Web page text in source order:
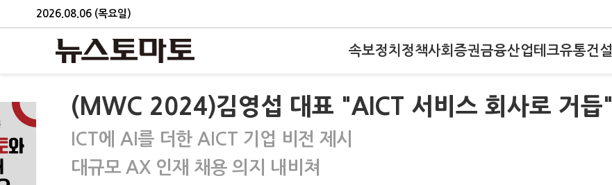
2026.08.06 (목요일)
속보정치 정책사회 증권금융산업테크유통건설
(MWC 2024)김영섭 대표 "AICT 서비스 회사로 거듭"
ICT에 AI를 더한 AICT 기업 비전 제시
대규모 AX 인재 채용 의지 내비쳐